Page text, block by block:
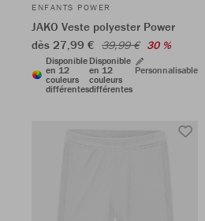
ENFANTS POWER
JAKO Veste polyester Power
dès 27,99 € 39,99 € 30 %
Disponible
en 12
couleurs
différentes
Disponible
en 12
couleurs
différentes
Personnalisable